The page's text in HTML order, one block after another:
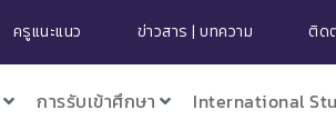
ครูแนะแนว ข่าวสาร | บทความ ติด
การรับเข้าศึกษา International